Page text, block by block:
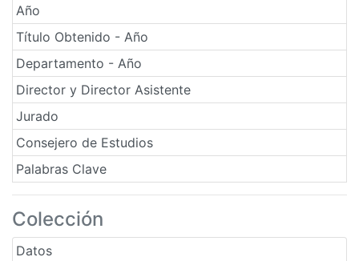
Año
Título Obtenido - Año
Departamento - Año
Director y Director Asistente
Jurado
Consejero de Estudios
Palabras Clave
Colección
Datos